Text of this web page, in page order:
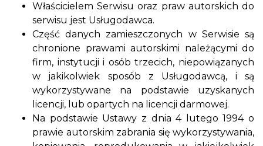
Właścicielem Serwisu oraz praw autorskich do
serwisu jest Usługodawca.
Część danych zamieszczonych w Serwisie są
chronione prawami autorskimi należącymi do
firm, instytucji i osób trzecich, niepowiązanych
w jakikolwiek sposób z Usługodawcą, i są
wykorzystywane na podstawie uzyskanych
licencji, lub opartych na licencji darmowej.
Na podstawie Ustawy z dnia 4 lutego 1994 o
prawie autorskim zabrania się wykorzystywania,